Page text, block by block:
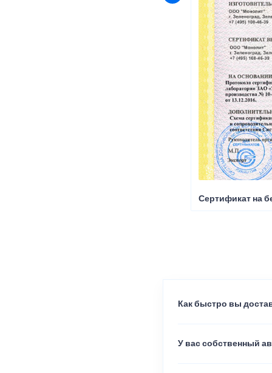
Сертификат на
Как быстро вы
У вас собственный